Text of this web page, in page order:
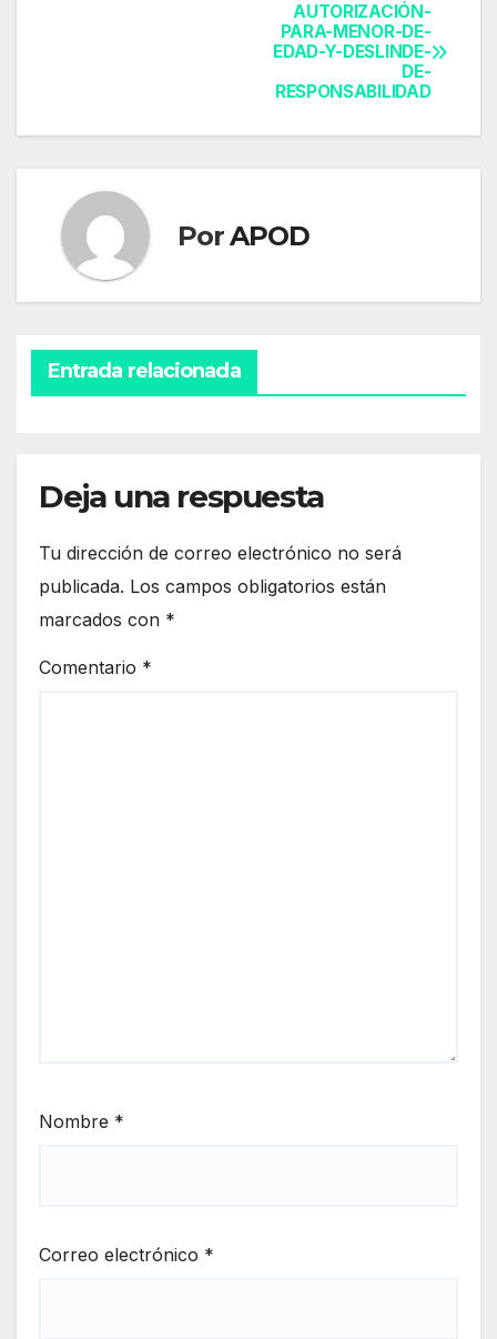
AUTORIZACIÓN-
PARA-MENOR-DE-
EDAD-Y-DESLINDE-
DE-
RESPONSABILIDAD
PorAPOD
Entrada relacionada
Deja una respuesta
Tu dirección de correo electrónico no será
publicada. Los campos obligatorios están
marcados con *
Comentario *
Nombre *
Correo electrónico *